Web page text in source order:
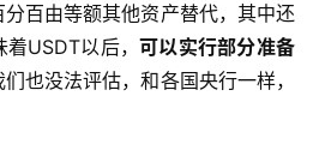
百由等额其他资产替代，其中还
着USDT以后，可以实行部分准备
也没法评估，和各国央行一样，